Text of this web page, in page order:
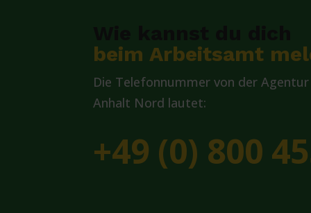
beim Arbeitsamt
Die Telefonnummer von der
Anhalt Nord lautet:
+49 (0) 800